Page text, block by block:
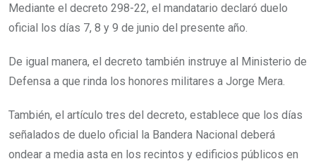
Mediante el decreto 298-22, el mandatario declaró duelo
oficial los días 7, 8 y 9 de junio del presente año.
De igual manera, el decreto también instruye al Ministerio de
Defensa a que rinda los honores militares a Jorge Mera.
También, el artículo tres del decreto, establece que los días
señalados de duelo oficial la Bandera Nacional deberá
ondear a media asta en los recintos y edificios públicos en